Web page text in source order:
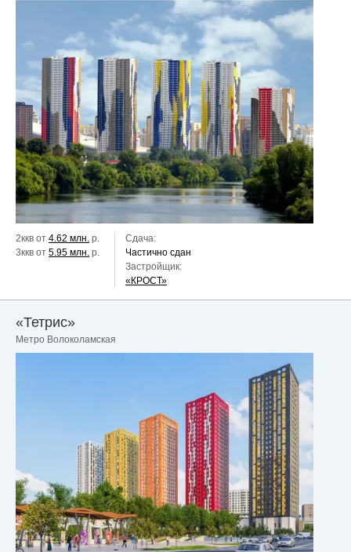
2ккв от 4.62 млн. р.
3ккв от 5.95 млн. р.
Сдача:
Частично сдан
Застройщик:
«КРОСТ»
«Тетрис»
Метро Волоколамская